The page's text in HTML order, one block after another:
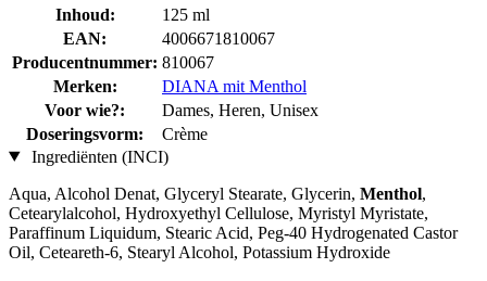
Inhoud:
125 ml
EAN:
4006671810067
Producentnummer: 810067
Merken:
DIANA mit Menthol
Voor wie?:
Dames, Heren, Unisex
Doseringsvorm:
Crème
Ingrediënten (INCI)
Aqua, Alcohol Denat, Glyceryl Stearate, Glycerin, Menthol,
Cetearylalcohol, Hydroxyethyl Cellulose, Myristyl Myristate,
Paraffinum Liquidum, Stearic Acid, Peg-40 Hydrogenated Castor
Oil, Ceteareth-6, Stearyl Alcohol, Potassium Hydroxide